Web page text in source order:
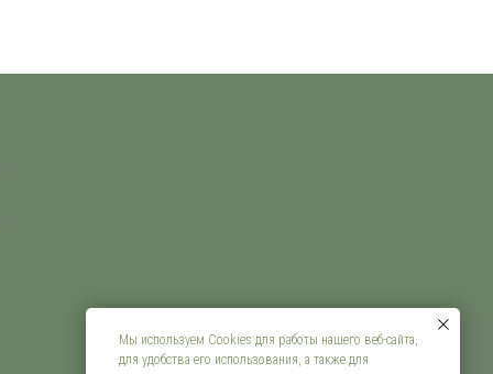
Мы используем Cookies для работы нашего веб-сайта,
для удобства его использования, а также для